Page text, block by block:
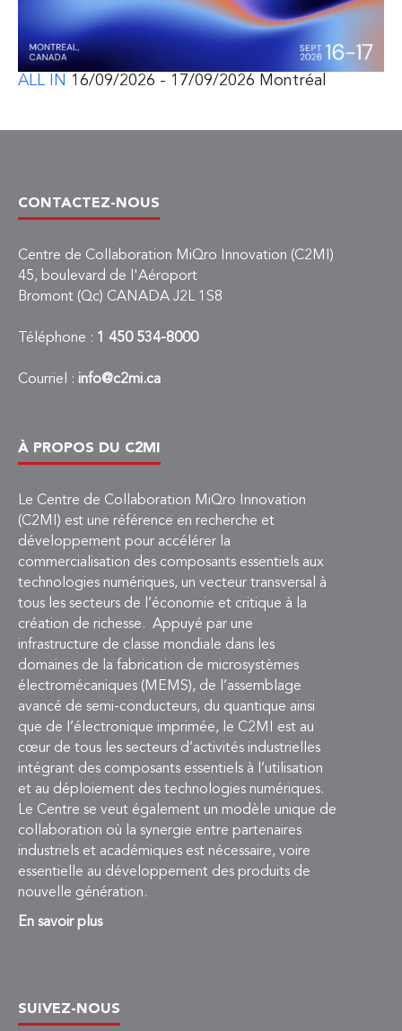
ALL IN 16/09/2026 - 17/09/2026 Montréal
CONTACTEZ-NOUS
Centre de Collaboration MiQro Innovation (C2MI)
45, boulevard de l'Aéroport
Bromont (Qc) CANADA J2L 1S8
Téléphone : 1 450 534-8000
Courriel : info@c2mi.ca
À PROPOS DU C2MI
Le Centre de Collaboration MiQro Innovation
(C2MI) est une référence en recherche et
développement pour accélérer la
commercialisation des composants essentiels aux
technologies numériques, un vecteur transversal à
tous les secteurs de l’économie et critique à la
création de richesse. Appuyé par une
infrastructure de classe mondiale dans les
domaines de la fabrication de microsystèmes
électromécaniques (MEMS), de l’assemblage
avancé de semi-conducteurs, du quantique ainsi
que de l’électronique imprimée, le C2MI est au
cœur de tous les secteurs d’activités industrielles
intégrant des composants essentiels à l’utilisation
et au déploiement des technologies numériques.
Le Centre se veut également un modèle unique de
collaboration où la synergie entre partenaires
industriels et académiques est nécessaire, voire
essentielle au développement des produits de
nouvelle génération.
En savoir plus
SUIVEZ-NOUS